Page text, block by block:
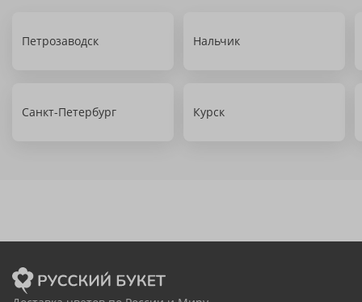
Петрозаводск Нальчик
Санкт-Петербург Курск